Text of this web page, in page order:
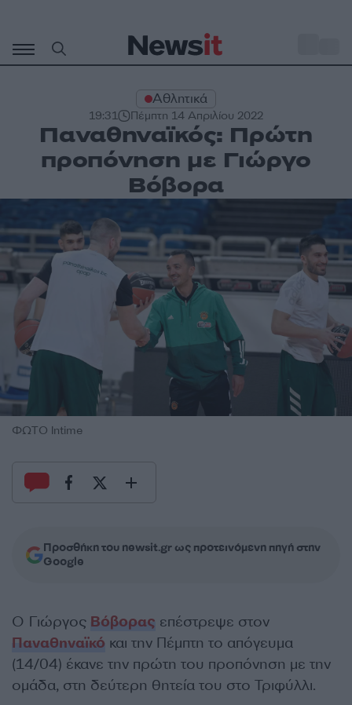
περιεχόμενο
Αθλητικά
19:31 Πέμπτη 14 Απριλίου 2022
Παναθηναϊκός: Πρώτη
προπόνηση με Γιώργο
Βόβορα
ΦΩΤΟ Intime
Προσθήκη του newsit.gr ως προτεινόμενη πηγή στην
Google
Ο Γιώργος Βόβορας επέστρεψε στον
Παναθηναϊκό και την Πέμπτη το απόγευμα
(14/04) έκανε την πρώτη του προπόνηση με την
ομάδα, στη δεύτερη θητεία του στο Τριφύλλι.